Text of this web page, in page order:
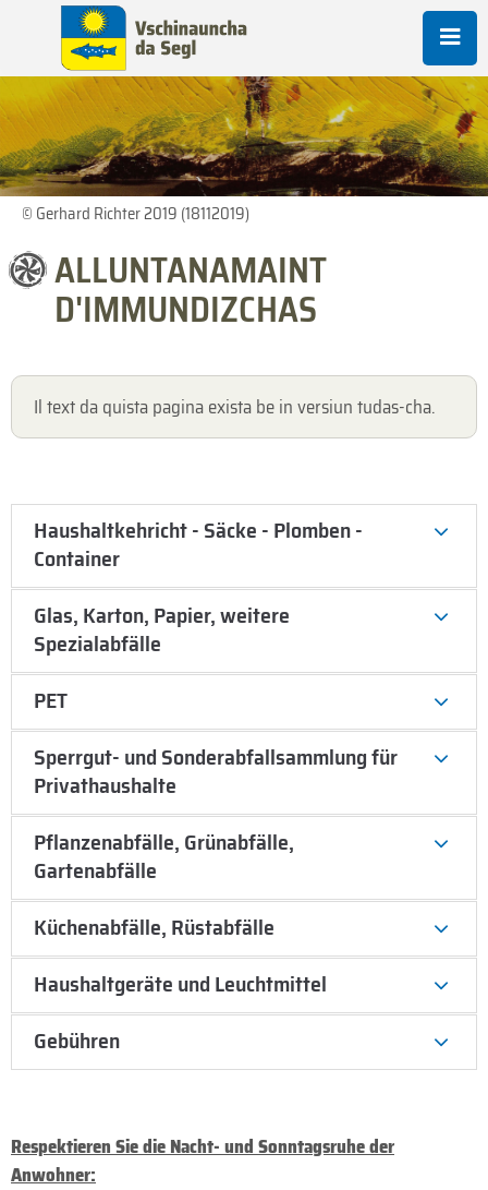
© Gerhard Richter 2019 (18112019)
ALLUNTANAMAINT
D'IMMUNDIZCHAS
Il text da quista pagina exista be in versiun tudas-cha.
Haushaltkehricht - Säcke - Plomben -
Container
Glas, Karton, Papier, weitere
Spezialabfälle
PET
Sperrgut- und Sonderabfallsammlung für
Privathaushalte
Pflanzenabfälle, Grünabfälle,
Gartenabfälle
Küchenabfälle, Rüstabfälle
Haushaltgeräte und Leuchtmittel
Gebühren
Respektieren Sie die Nacht- und Sonntagsruhe der
Anwohner: